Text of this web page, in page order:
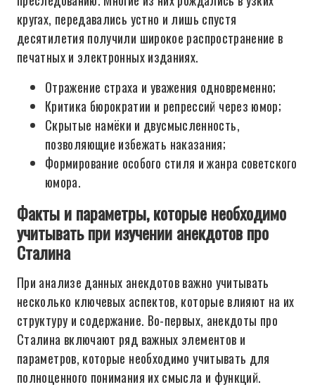
кругах, передавались устно и лишь спустя
десятилетия получили широкое распространение в
печатных и электронных изданиях.
Отражение страха и уважения одновременно;
Критика бюрократии и репрессий через юмор;
Скрытые намёки и двусмысленность,
позволяющие избежать наказания;
Формирование особого стиля и жанра советского
юмора.
Факты и параметры, которые необходимо
учитывать при изучении анекдотов про
Сталина
При анализе данных анекдотов важно учитывать
несколько ключевых аспектов, которые влияют на их
структуру и содержание. Во-первых, анекдоты про
Сталина включают ряд важных элементов и
параметров, которые необходимо учитывать для
полноценного понимания их смысла и функций.